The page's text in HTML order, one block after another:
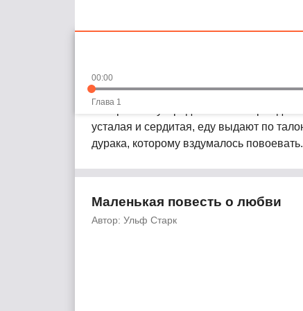
основному
контенту
Аудиокнига «Маленькая
Рекомендуем слушать в возрасте:
усталая и сердитая, еду выдают по
дурака, которому вздумалось
Маленькая повесть о любви
Автор: Ульф Старк
00:00
Глава 1